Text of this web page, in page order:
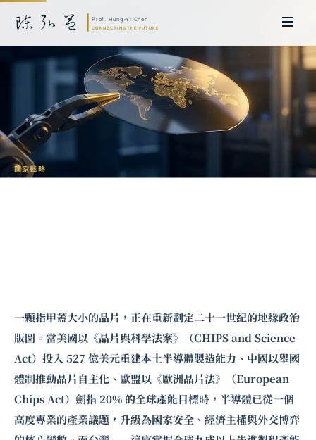
國家戰略
一顆指甲蓋大小的晶片，正在重新劃定二十一世紀的地緣政治
版圖。當美國以《晶片與科學法案》（CHIPS and Science
Act）投入 527 億美元重建本土半導體製造能力、中國以舉國
體制推動晶片自主化、歐盟以《歐洲晶片法》（European
Chips Act）劍指 20% 的全球產能目標時，半導體已從一個
高度專業的產業議題，升級為國家安全、經濟主權與外交博弈